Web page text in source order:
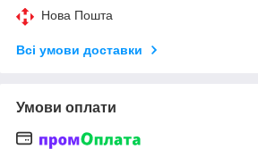
Нова Пошта
Всі умови доставки
Умови оплати